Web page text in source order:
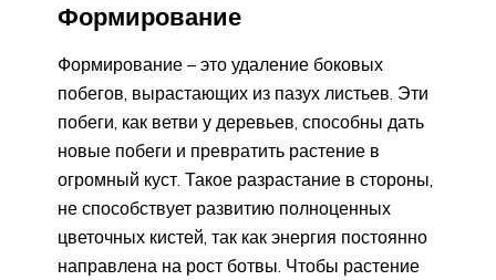
Формирование
Формирование – это удаление боковых
побегов, вырастающих из пазух листьев. Эти
побеги, как ветви у деревьев, способны дать
новые побеги и превратить растение в
огромный куст. Такое разрастание в стороны,
не способствует развитию полноценных
цветочных кистей, так как энергия постоянно
направлена на рост ботвы. Чтобы растение